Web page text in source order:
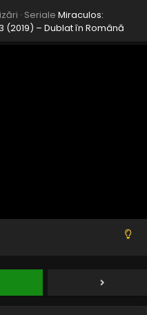
· Seriale Miraculos:
(2019) – Dublat în Română
și Motan Noir – Sezonul 3
Blanc
și Motan Noir – Sezonul 3
malefic 2.0